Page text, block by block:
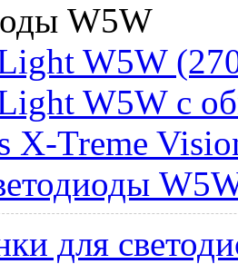
W5W
W5W
W5W с
X-Treme
для